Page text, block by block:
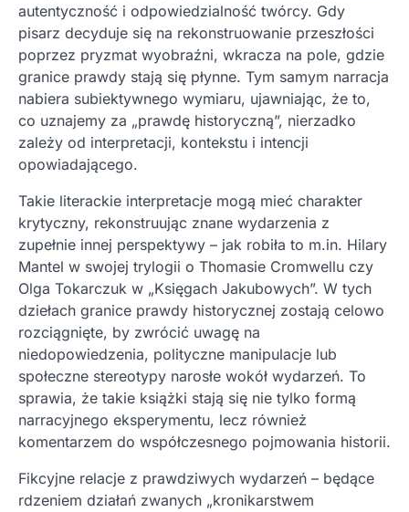
autentyczność i odpowiedzialność twórcy. Gdy
pisarz decyduje się na rekonstruowanie przeszłości
poprzez pryzmat wyobraźni, wkracza na pole, gdzie
granice prawdy stają się płynne. Tym samym narracja
nabiera subiektywnego wymiaru, ujawniając, że to,
co uznajemy za „prawdę historyczną”, nierzadko
zależy od interpretacji, kontekstu i intencji
opowiadającego.
Takie literackie interpretacje mogą mieć charakter
krytyczny, rekonstruując znane wydarzenia z
zupełnie innej perspektywy – jak robiła to m.in. Hilary
Mantel w swojej trylogii o Thomasie Cromwellu czy
Olga Tokarczuk w „Księgach Jakubowych”. W tych
dziełach granice prawdy historycznej zostają celowo
rozciągnięte, by zwrócić uwagę na
niedopowiedzenia, polityczne manipulacje lub
społeczne stereotypy narosłe wokół wydarzeń. To
sprawia, że takie książki stają się nie tylko formą
narracyjnego eksperymentu, lecz również
komentarzem do współczesnego pojmowania historii.
Fikcyjne relacje z prawdziwych wydarzeń – będące
rdzeniem działań zwanych „kronikarstwem